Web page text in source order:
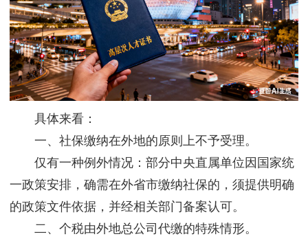
具体来看：
一、社保缴纳在外地的原则上不予受理。
仅有一种例外情况：部分中央直属单位因国家统
一政策安排，确需在外省市缴纳社保的，须提供明确
的政策文件依据，并经相关部门备案认可。
二、个税由外地总公司代缴的特殊情形。